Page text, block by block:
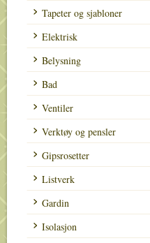
Tapeter og sjabloner
Elektrisk
Belysning
Bad
Ventiler
Verktøy og pensler
Gipsrosetter
Listverk
Gardin
Isolasjon